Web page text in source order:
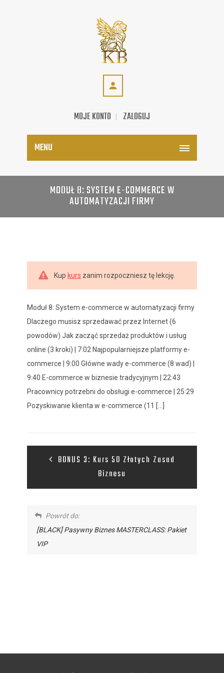
MOJE KONTO ZALOGUJ
MENU
MODUŁ 8: SYSTEM E-COMMERCE W
AUTOMATYZACJI FIRMY
Kup kurs zanim rozpoczniesz tę lekcję.
Moduł 8: System e-commerce w automatyzacji firmy
Dlaczego musisz sprzedawać przez Internet (6
powodów) Jak zacząć sprzedaż produktów i usług
online (3 kroki) | 7:02 Najpopularniejsze platformy e-
commerce | 9:00 Główne wady e-commerce (8 wad) |
9:40 E-commerce w biznesie tradycyjnym | 22:43
Pracownicy potrzebni do obsługi e-commerce | 25:29
Pozyskiwanie klienta w e-commerce (11 [...]
BONUS 3: Kurs 50 Złotych Zasad
Biznesu
Powrót do:
[BLACK] Pasywny Biznes MASTERCLASS: Pakiet
VIP